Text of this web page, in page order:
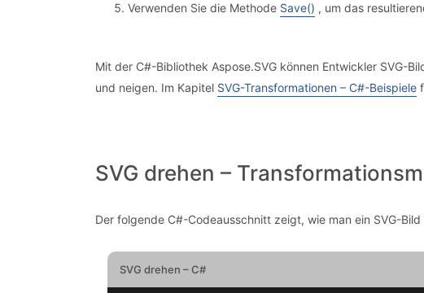
Verwenden Sie die Methode Save() , um das
Mit der C#-Bibliothek Aspose.SVG können Entwickler SVG-
und neigen. Im Kapitel SVG-Transformationen – C#-Beispiele
SVG drehen –
Der folgende C#-Codeausschnitt zeigt, wie man ein SVG-
SVG drehen – C#